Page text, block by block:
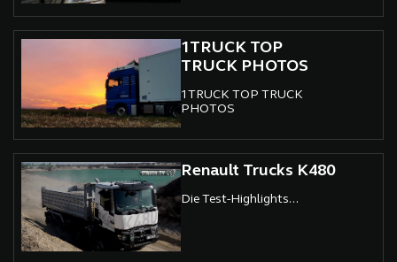
1TRUCK TOP
TRUCK PHOTOS
1TRUCK TOP TRUCK
PHOTOS
Renault Trucks K480
Die Test-Highlights...